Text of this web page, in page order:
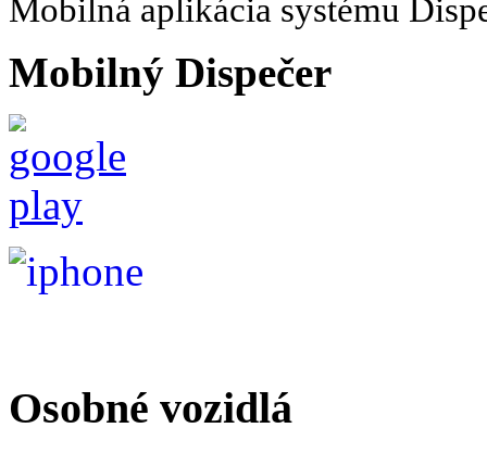
Mobilná aplikácia systému
Mobilný Dispečer
Osobné vozidlá